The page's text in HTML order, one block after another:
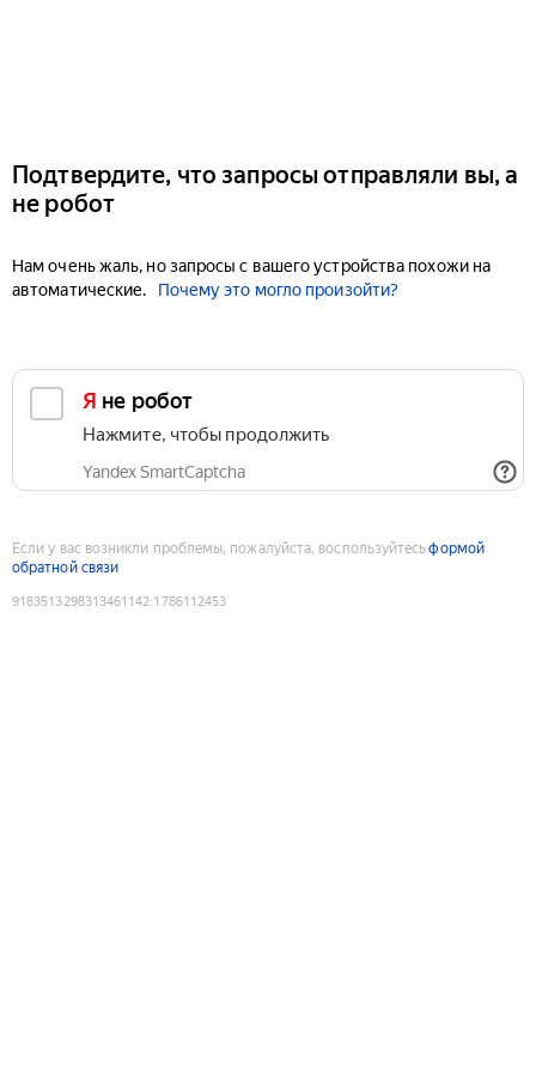
Подтвердите, что запросы отправляли вы, а
не робот
Нам очень жаль, но запросы с вашего устройства похожи на
автоматические.
Почему это могло произойти?
Я не робот
Нажмите, чтобы продолжить
Yandex SmartCaptcha
Если у вас возникли проблемы, пожалуйста, воспользуйтесьформой
обратной связи
9183513298313461142:1786112453